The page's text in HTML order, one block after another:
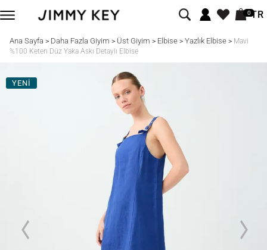
0TR
Ana Sayfa > Daha Fazla Giyim > Üst Giyim > Elbise> Yazlık Elbise> Mavi
%100 Keten Düz Yaka Askı Detaylı Elbise
YENİ